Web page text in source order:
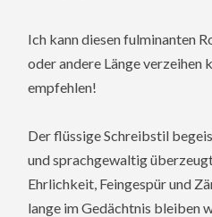
Ich kann diesen fulminanten
oder andere Länge verzeihen
empfehlen!
Der flüssige Schreibstil
und sprachgewaltig
Ehrlichkeit, Feingespür und
lange im Gedächtnis bleiben